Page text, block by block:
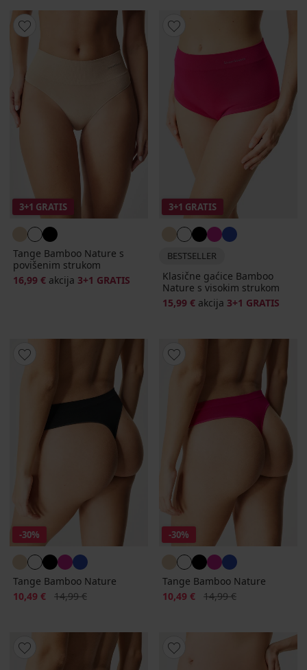
3+1 GRATIS
Tange Bamboo Nature s
povišenim strukom
16,99 € akcija 3+1 GRATIS
3+1 GRATIS
BESTSELLER
Klasične gaćice Bamboo
Nature s visokim strukom
15,99 € akcija 3+1 GRATIS
-30%
Tange Bamboo Nature
Popust
10,49 € Prvobitna cijena
14,99 €
-30%
Tange Bamboo Nature
Popust
10,49 € Prvobitna cijena
14,99 €